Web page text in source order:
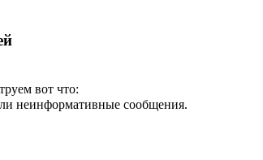
вот что:
неинформативные сообщения.